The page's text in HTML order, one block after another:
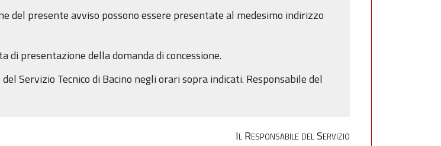
del presente avviso possono essere presentate al medesimo indirizzo
presentazione della domanda di concessione.
Servizio Tecnico di Bacino negli orari sopra indicati. Responsabile del
Il Responsabile del Servizio